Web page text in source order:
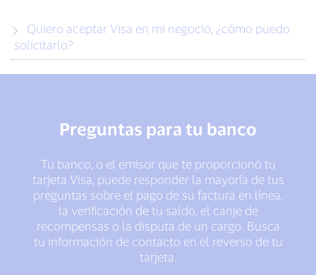
solicitarlo?
Preguntas para tu banco
Tu banco, o el emisor que te proporcionó tu
tarjeta Visa, puede responder la mayoría de tus
preguntas sobre el pago de su factura en línea,
la verificación de tu saldo, el canje de
recompensas o la disputa de un cargo. Busca
tu información de contacto en el reverso de tu
tarjeta.